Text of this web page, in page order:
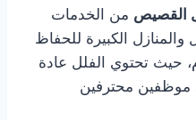
القصيص من الخدمات
والمنازل الكبيرة للحفاظ
حيث تحتوي الفلل عادة
موظفين محترفين